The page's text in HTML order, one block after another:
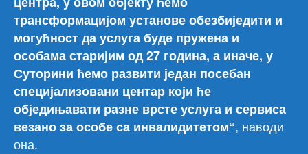
трансформацијом установе обезбиједити и
могућност да услуга буде пружена и
особама старијим од 27 година, а иначе, у
Суторини ћемо развити један посебан
специјализовани центар који ће
обједињавати разне врсте услуга и сервиса
везано за особе са инвалидитетом“, наводи
она.